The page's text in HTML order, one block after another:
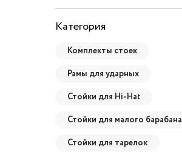
Категория
Комплекты стоек
Рамы для ударных
Стойки для Hi-Hat
Стойки для малого барабана
Стойки для тарелок